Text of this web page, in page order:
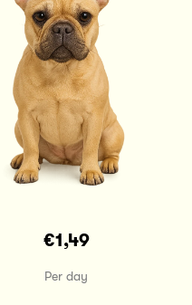
€1,49
Per day